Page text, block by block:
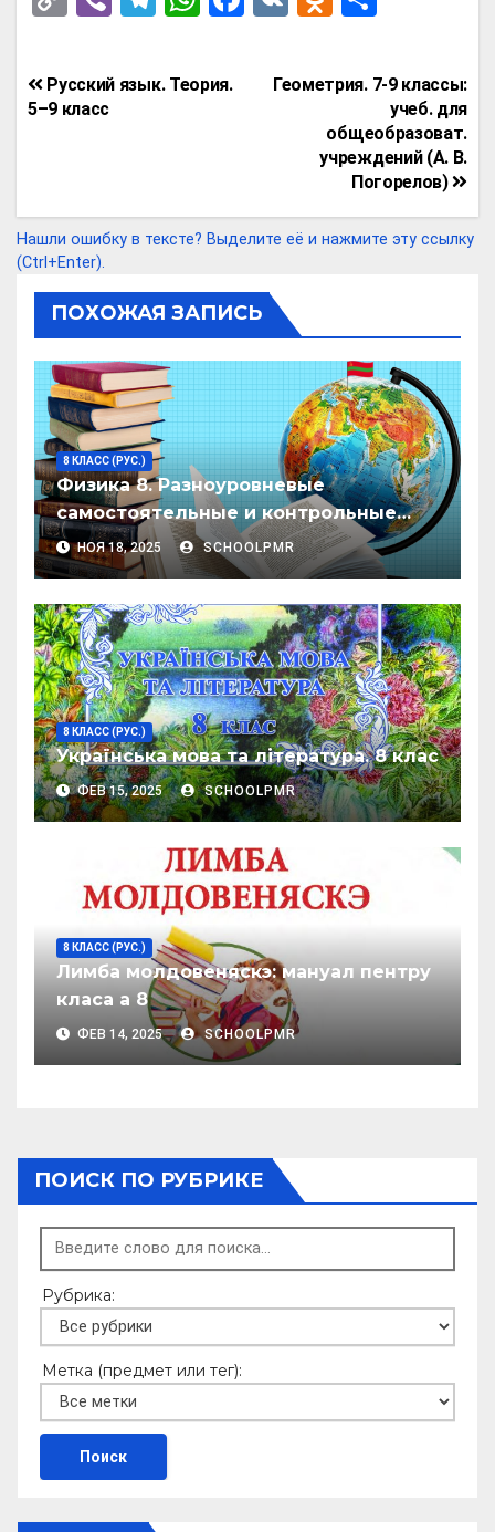
py
Li
er e
at
s
p
ce
k
n
o
kl
a
ss
ni
п
р
а
в
и
т
Навигация
по
Геометрия. 7-9 классы:
учеб. для
общеобразоват.
учреждений (А. В.
Погорелов)
Русский язык. Теория.
5–9 класс
Нашли ошибку в тексте? Выделите её и нажмите эту ссылку
(Ctrl+Enter).
ПОХОЖАЯ ЗАПИСЬ
8 КЛАСС (РУС.)
Физика 8. Разноуровневые
самостоятельные и контрольные
работы
НОЯ 18, 2025 SCHOOLPMR
8 КЛАСС (РУС.)
Українська мова та література. 8 клас
ФЕВ 15, 2025 SCHOOLPMR
8 КЛАСС (РУС.)
Лимба молдовеняскэ: мануал пентру
класа а 8
ФЕВ 14, 2025 SCHOOLPMR
ПОИСК ПО РУБРИКЕ
Рубрика:
Метка (предмет или тег):